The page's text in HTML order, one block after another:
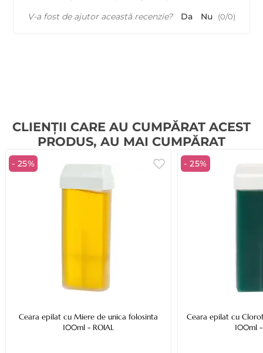
V-a fost de ajutor această recenzie? Da Nu (0/0)
CLIENȚII CARE AU CUMPĂRAT ACEST
PRODUS, AU MAI CUMPĂRAT
- 25%
Ceara epilat cu Miere de unica folosinta
100ml - ROIAL
- 25%
Ceara epilat cu
100ml